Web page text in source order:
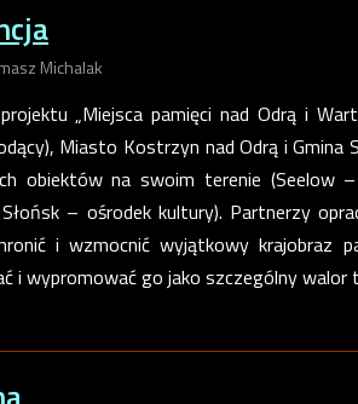
Michalak
„Miejsca pamięci nad Odrą i
Miasto Kostrzyn nad Odrą i Gmina
obiektów na swoim terenie (Seelow
– ośrodek kultury). Partnerzy
i wzmocnić wyjątkowy krajobraz
i wypromować go jako szczególny walor